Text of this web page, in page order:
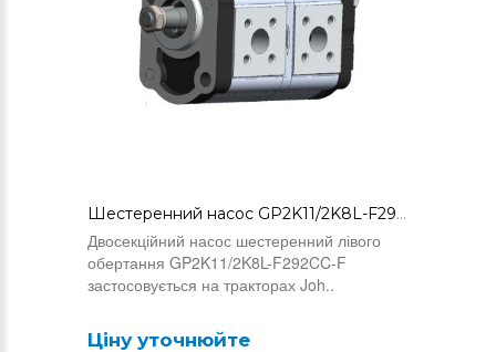
Шестеренний насос GP2K11/2K8L-F292CC-F (AR55346)
Двосекційний насос шестеренний лівого
обертання GP2K11/2K8L-F292CC-F
застосовується на тракторах Joh..
Ціну уточнюйте